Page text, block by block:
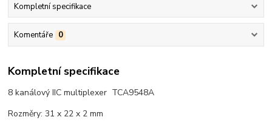
Kompletní specifikace
Komentáře 0
Kompletní specifikace
8 kanálový IIC multiplexer TCA9548A
Rozměry: 31 x 22 x 2 mm